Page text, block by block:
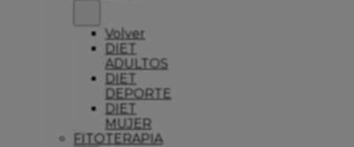
Volver
DIET
ADULTOS
DIET
DEPORTE
DIET
MUJER
FITOTERAPIA